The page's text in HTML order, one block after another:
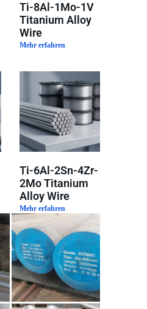
Ti-8Al-1Mo-1V
Titanium Alloy
Wire
Mehr erfahren
Ti-6Al-2Sn-4Zr-
2Mo Titanium
Alloy Wire
Mehr erfahren